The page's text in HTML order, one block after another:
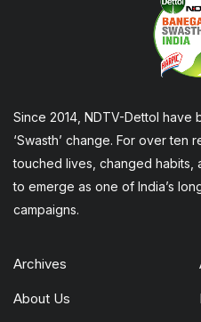
Since 2014, NDTV-Dettol
‘Swasth’ change. For over ten
touched lives, changed habits,
to emerge as one of India’s
campaigns.
Archives
About Us